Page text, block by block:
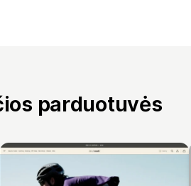
parduotuvės